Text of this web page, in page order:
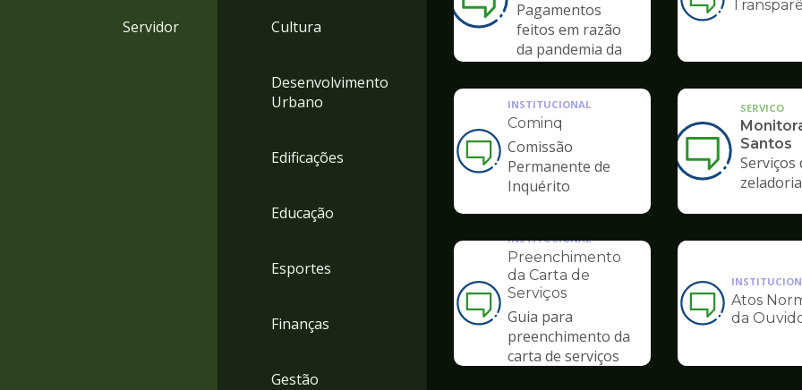
Servidor Cultura
Desenvolvimento
Urbano
Edificações
Educação
Esportes
Finanças
Gestão
Pagamentos
feitos em razão
da pandemia da
Ilustração
da
de
Ouvidoria
Ilustração
da
de
Ouvidoria
INSTITUCIONAL
Cominq
Comissão
Permanente de
Inquérito
SERVICO
Santos
Serviços
zeladoria
Ilustração
da
pagina
de
INSTITUCIONAL
Preenchimento
da Carta de
Serviços
Guia para
preenchimento da
carta de serviços
Ilustração
da
de
Atos
da